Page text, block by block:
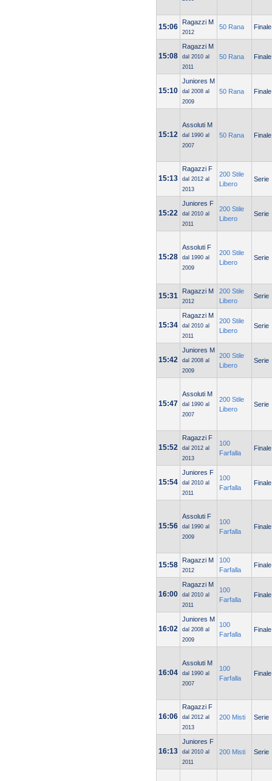
15:06
Ragazzi M
2012
50 Rana Finale
15:08
Ragazzi M
dal 2010 al
2011
50 Rana Finale
15:10
Juniores M
dal 2008 al
2009
50 Rana Finale
15:12
Assoluti M
dal 1990 al
2007
50 Rana Finale
15:13
Ragazzi F
dal 2012 al
2013
200 Stile
Libero
Serie
15:22
Juniores F
dal 2010 al
2011
200 Stile
Libero
Serie
15:28
Assoluti F
dal 1990 al
2009
200 Stile
Libero
Serie
15:31
Ragazzi M
2012
200 Stile
Libero
Serie
15:34
Ragazzi M
dal 2010 al
2011
200 Stile
Libero
Serie
15:42
Juniores M
dal 2008 al
2009
200 Stile
Libero
Serie
15:47
Assoluti M
dal 1990 al
2007
200 Stile
Libero
Serie
15:52
Ragazzi F
dal 2012 al
2013
100
Farfalla
Finale
15:54
Juniores F
dal 2010 al
2011
100
Farfalla
Finale
15:56
Assoluti F
dal 1990 al
2009
100
Farfalla
Finale
15:58
Ragazzi M
2012
100
Farfalla
Finale
16:00
Ragazzi M
dal 2010 al
2011
100
Farfalla
Finale
16:02
Juniores M
dal 2008 al
2009
100
Farfalla
Finale
16:04
Assoluti M
dal 1990 al
2007
100
Farfalla
Finale
16:06
Ragazzi F
dal 2012 al
2013
200 Misti Serie
16:13
Juniores F
dal 2010 al
2011
200 Misti Serie